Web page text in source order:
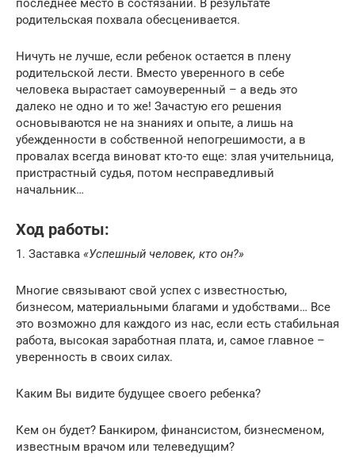
последнее место в состязании. В результате
родительская похвала обесценивается.
Ничуть не лучше, если ребенок остается в плену
родительской лести. Вместо уверенного в себе
человека вырастает самоуверенный – а ведь это
далеко не одно и то же! Зачастую его решения
основываются не на знаниях и опыте, а лишь на
убежденности в собственной непогрешимости, а в
провалах всегда виноват кто-то еще: злая учительница,
пристрастный судья, потом несправедливый
начальник…
Ход работы:
1. Заставка «Успешный человек, кто он?»
Многие связывают свой успех с известностью,
бизнесом, материальными благами и удобствами… Все
это возможно для каждого из нас, если есть стабильная
работа, высокая заработная плата, и, самое главное –
уверенность в своих силах.
Каким Вы видите будущее своего ребенка?
Кем он будет? Банкиром, финансистом, бизнесменом,
известным врачом или телеведущим?